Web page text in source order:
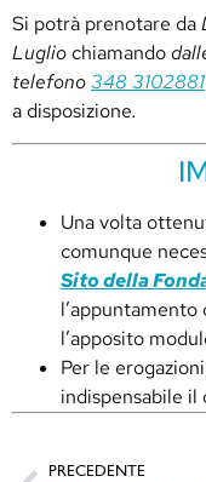
Si potrà prenotare da
Lugliochiamando
telefono348 3102881
a disposizione.
Una volta
comunque
Sito della
l’apposito
Per le
indispensabile
PRECEDENTE